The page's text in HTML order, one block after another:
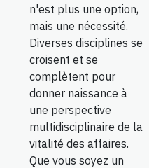
n'est plus une option,
mais une nécessité.
Diverses disciplines se
croisent et se
complètent pour
donner naissance à
une perspective
multidisciplinaire de la
vitalité des affaires.
Que vous soyez un